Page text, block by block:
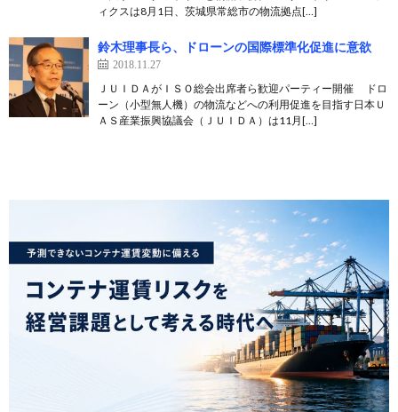
ィクスは8月1日、茨城県常総市の物流拠点[…]
鈴木理事長ら、ドローンの国際標準化促進に意欲
2018.11.27
ＪＵＩＤＡがＩＳＯ総会出席者ら歓迎パーティー開催 ドロ
ーン（小型無人機）の物流などへの利用促進を目指す日本Ｕ
ＡＳ産業振興協議会（ＪＵＩＤＡ）は11月[…]